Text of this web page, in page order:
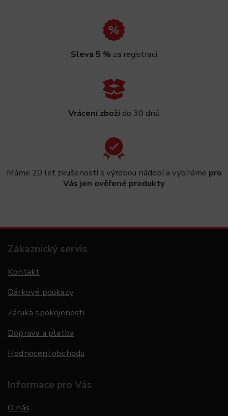
Sleva 5 % za registraci
Vrácení zbožído 30 dnů
Máme 20 let zkušeností s výrobou nádobí a vybíráme pro
Vás jen ověřené produkty
Zákaznický servis
Kontakt
Dárkové poukazy
Záruka spokojenosti
Doprava a platba
Hodnocení obchodu
Informace pro Vás
O nás